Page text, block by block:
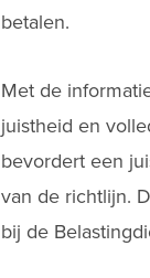
betalen.
Met de
juistheid en
bevordert een
van de richtlijn.
bij de